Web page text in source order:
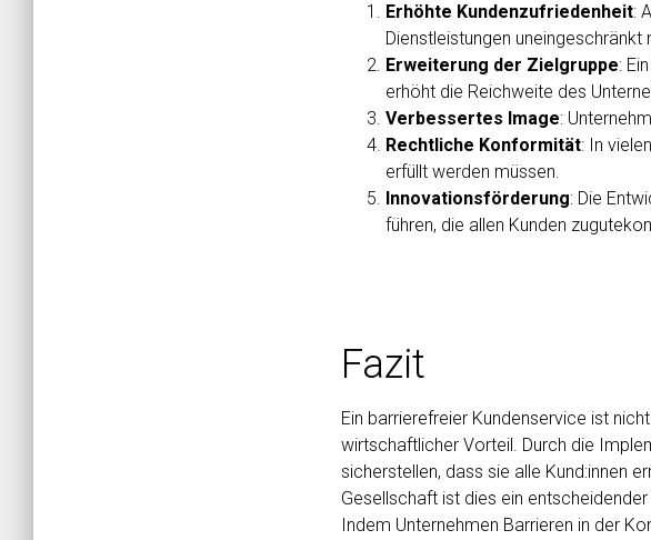
Erhöhte Kundenzufriedenheit:
Dienstleistungen uneingeschränkt
Erweiterung der Zielgruppe:
erhöht die Reichweite des
Verbessertes Image:
Rechtliche Konformität: In
erfüllt werden müssen.
Innovationsförderung: Die
führen, die allen Kunden
Fazit
Ein barrierefreier Kundenservice ist
wirtschaftlicher Vorteil. Durch die
sicherstellen, dass sie alle Kund:innen
Gesellschaft ist dies ein
Indem Unternehmen Barrieren in der